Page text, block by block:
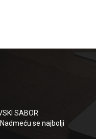
SABOR
se najbolji